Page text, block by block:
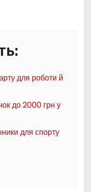
для роботи й
до 2000 грн у
для спорту